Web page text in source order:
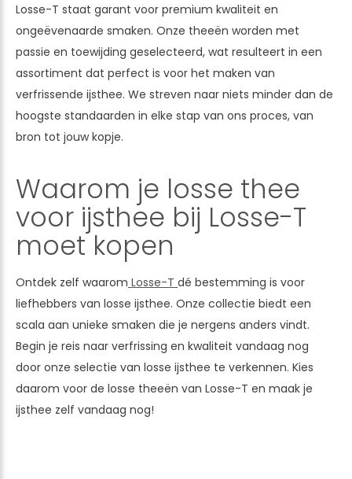
Losse-T staat garant voor premium kwaliteit en
ongeëvenaarde smaken. Onze theeën worden met
passie en toewijding geselecteerd, wat resulteert in een
assortiment dat perfect is voor het maken van
verfrissende ijsthee. We streven naar niets minder dan de
hoogste standaarden in elke stap van ons proces, van
bron tot jouw kopje.
Waarom je losse thee
voor ijsthee bij Losse-T
moet kopen
Ontdek zelf waarom Losse-T dé bestemming is voor
liefhebbers van losse ijsthee. Onze collectie biedt een
scala aan unieke smaken die je nergens anders vindt.
Begin je reis naar verfrissing en kwaliteit vandaag nog
door onze selectie van losse ijsthee te verkennen. Kies
daarom voor de losse theeën van Losse-T en maak je
ijsthee zelf vandaag nog!